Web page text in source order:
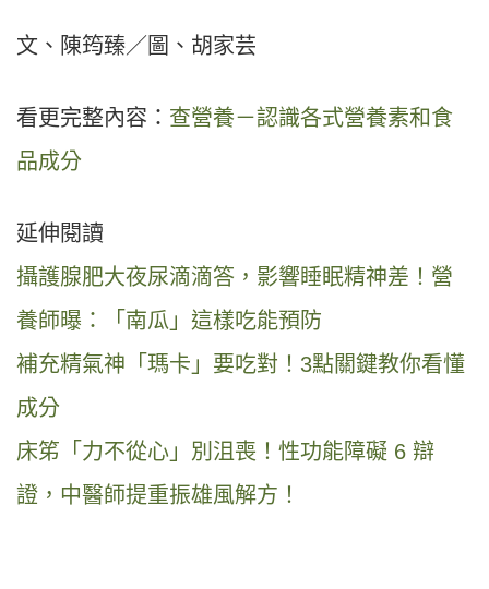
文、陳筠臻／圖、胡家芸
看更完整內容： 查營養－認識各式營養素和食
品成分
延伸閱讀
攝護腺肥大夜尿滴滴答，影響睡眠精神差！營
養師曝：「南瓜」這樣吃能預防
補充精氣神「瑪卡」要吃對！3點關鍵教你看懂
成分
床笫「力不從心」別沮喪！性功能障礙 6 辯
證，中醫師提重振雄風解方！